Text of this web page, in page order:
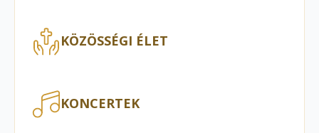
KÖZÖSSÉGI ÉLET
KONCERTEK